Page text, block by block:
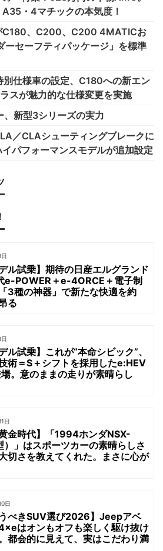
A35・4マチックの本気度！
C180、C200、C200 4MATICお
セーフティパッケージ」を標準
仕様車の設定、C180への新エン
スが魅力的な仕様変更を実施
、新型3シリーズの実力
／CLAシューティングブレークに
パフォーマンスモデルが追加設定
デル試乗】期待の日産エルグランド
e-POWER＋e-4ORCE＋電子制
3種の神器」で新たな快適を約
る
ル試乗】これが“本命シビック”、
術＝S＋シフトを採用したe:HEV
。意のままの走りが素晴らし
日
黄金時代】「1994ホンダNSX-
）」はスポーツカーの素晴らしさ
切さを教えてくれた。まさに心が
日
うべきSUV選び2026】Jeepアベ
はオンもオフも楽しく駆け抜け
都会的に見えて、実はこだわり満